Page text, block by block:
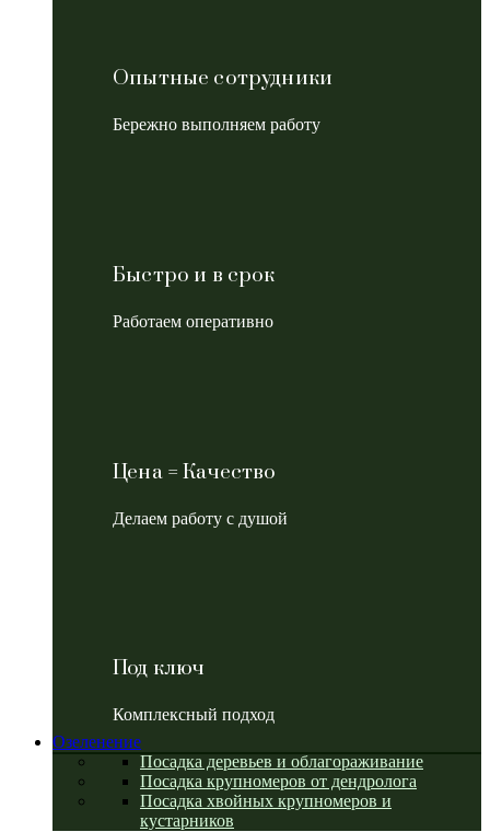
Опытные сотрудники
Бережно выполняем работу
Быстро и в срок
Работаем оперативно
Цена = Качество
Делаем работу с душой
Под ключ
Комплексный подход
Озеленение
Посадка деревьев и облагораживание
Посадка крупномеров от дендролога
Посадка хвойных крупномеров и
кустарников